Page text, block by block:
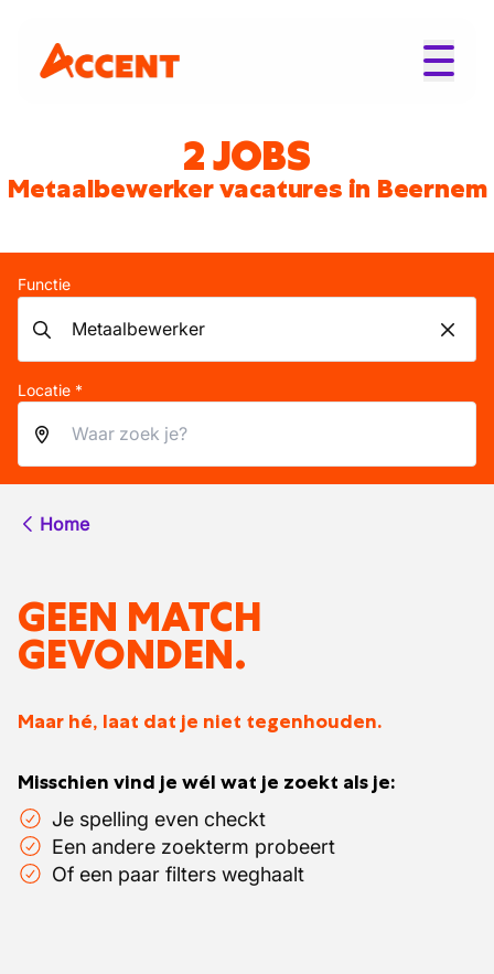
2 JOBS
Metaalbewerker vacatures in Beernem
Functie
Locatie *
Home
GEEN MATCH
GEVONDEN.
Maar hé, laat dat je niet tegenhouden.
Misschien vind je wél wat je zoekt als je:
Je spelling even checkt
Een andere zoekterm probeert
Of een paar filters weghaalt